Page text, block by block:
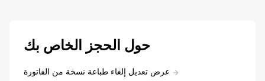
حول الحجز الخاص بك
عرض تعديل إلغاء طباعة نسخة من الفاتورة